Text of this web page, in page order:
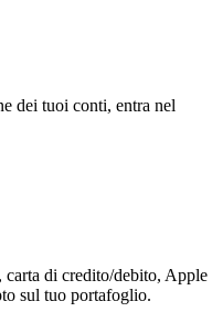
dei tuoi conti, entra nel
di credito/debito, Apple
sul tuo portafoglio.